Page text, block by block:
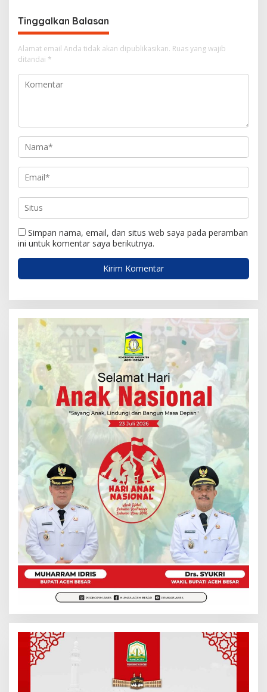
a
s
i
p
o
Tinggalkan Balasan
Alamat email Anda tidak akan dipublikasikan. Ruas yang wajib
ditandai *
Simpan nama, email, dan situs web saya pada peramban
ini untuk komentar saya berikutnya.